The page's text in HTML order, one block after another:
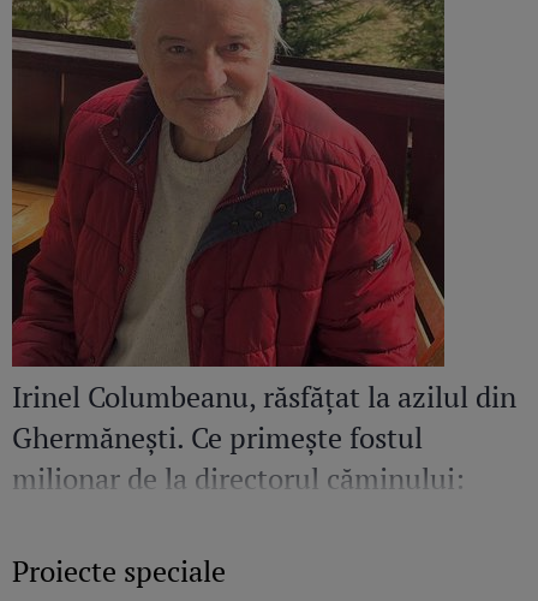
Irinel Columbeanu, răsfățat la azilul din
Ghermănești. Ce primește fostul
milionar de la directorul căminului:
Proiecte speciale